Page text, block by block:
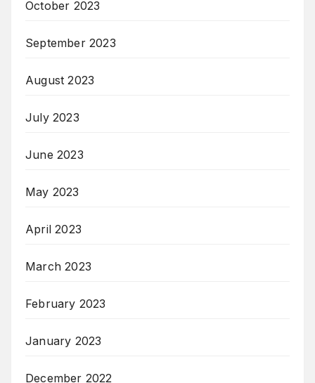
October 2023
September 2023
August 2023
July 2023
June 2023
May 2023
April 2023
March 2023
February 2023
January 2023
December 2022